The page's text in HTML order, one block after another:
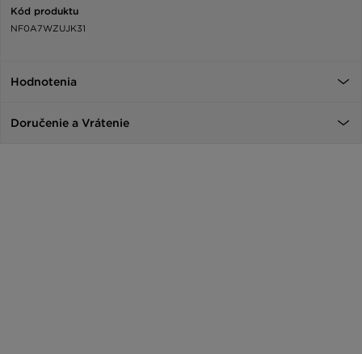
Kód produktu
NF0A7WZUJK31
Hodnotenia
Doručenie a Vrátenie